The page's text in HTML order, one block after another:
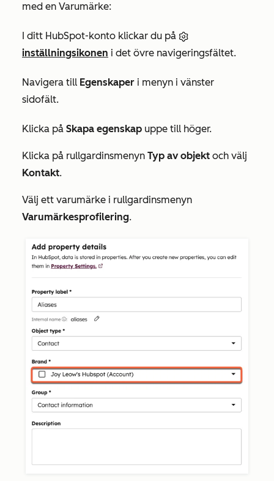
med en Varumärke:
I ditt HubSpot-konto klickar du på
inställningsikonen i det övre navigeringsfältet.
Navigera till Egenskaper i menyn i vänster
sidofält.
Klicka på Skapa egenskap uppe till höger.
Klicka på rullgardinsmenyn Typ av objekt och välj
Kontakt.
Välj ett varumärke i rullgardinsmenyn
Varumärkesprofilering.